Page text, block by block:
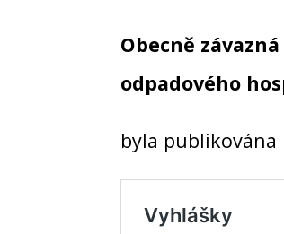
Obecně
odpadového
byla publikována